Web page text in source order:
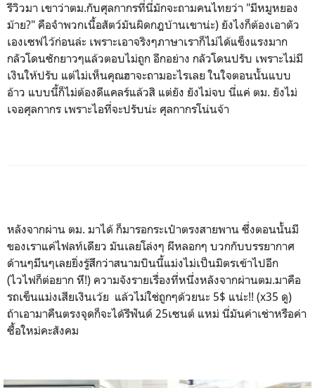
รีวิวมา เขาว่าตม.กับศุลกากรที่นี่มักจะถามคนไทยว่า "มีหมูหยอง
ม้าย?" คือจำพวกเนื้อสัตว์มันผิดกฎบ้านเขาน่ะ) ยังไงก็ต้องเอาตัว
เองเซฟไว้ก่อนล่ะ เพราะเอาจริงๆภาษาเราก็ไม่ได้แข็งแรงมาก
กลัวโดนซักยาวๆแล้วตอบไม่ถูก อีกอย่าง กลัวโดนปรับ เพราะไม่มี
เงินให้ปรับ แต่ไม่เห็นคุณฮาจะถามอะไรเลย ในใจตอนนั้นแบบ
อ้าว แบบนี้ก็ไม่ต้องดีแคลร์แล้วสิ แต่ยัง ยังไม่จบ นี่แค่ ตม. ยังไม่
เจอศุลกากร เพราะไอที่จะปรับน่ะ ศุลกากรโน่นจ้า
หลังจากผ่าน ตม. มาได้ ก็มารอกระเป๋าตรงสายพาน ซึ่งตอนนั้นมี
ของเราแค่ไฟลท์เดียว มันเลยโล่งๆ ผีหลอกๆ บวกกับบรรยากาศ
ด้านๆมึนๆเลยยิ่งรู้สึกว่าสนามบินนี้แม่งไม่เป็นมิตรเข้าไปอีก
(ไวไฟก็ต่อยาก หึ!) ความจังรายเรื่องที่หนึ่งหลังจากผ่านตม.มาคือ
รถเข็นแม่งเสียเงินเว้ย แล้วไม่ใช่ถูกๆด้วยนะ 5$ แน่ะ!! (x35 ดู)
ถ้าเอามาคืนตรงจุดก็จะได้รีฟันด์ 25เซนต์ แหม่ นี่มันค่าเช่าหรือค่า
ซื้อใหม่คะสังคม